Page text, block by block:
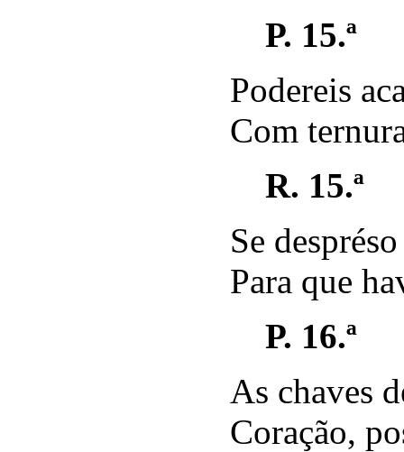
P. 15.ª
Podereis
Com
R. 15.ª
Se
Para que
P. 16.ª
As chaves
Coração,